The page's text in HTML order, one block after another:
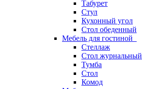
Табурет
Стул
Кухонный угол
Стол обеденный
Мебель для гостиной
Стеллаж
Стол журнальный
Тумба
Стол
Комод